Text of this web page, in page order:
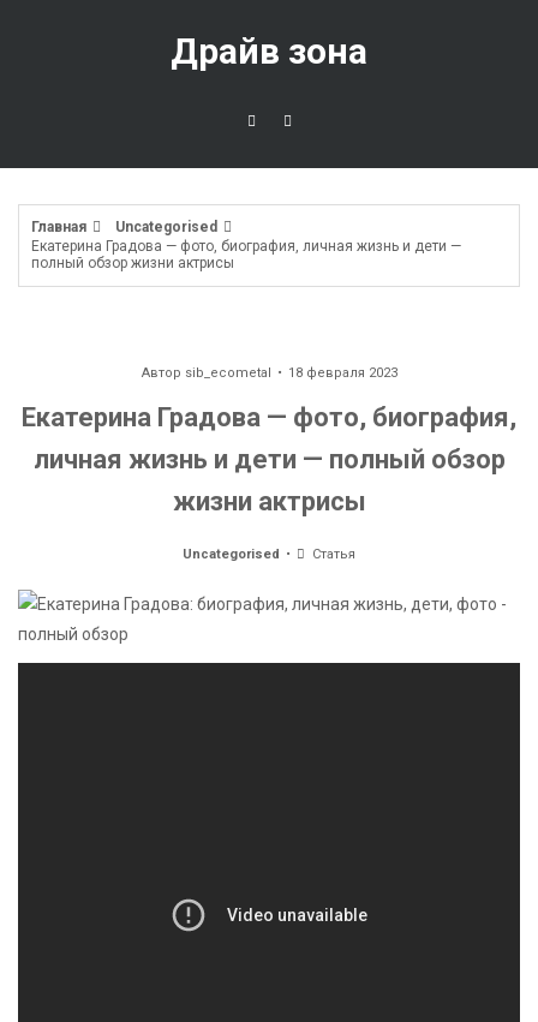
Драйв зона
Главная
Uncategorised
Екатерина Градова — фото, биография, личная жизнь и дети —
полный обзор жизни актрисы
Автор sib_ecometal 18 февраля 2023
Екатерина Градова — фото, биография,
личная жизнь и дети — полный обзор
жизни актрисы
Uncategorised Статья